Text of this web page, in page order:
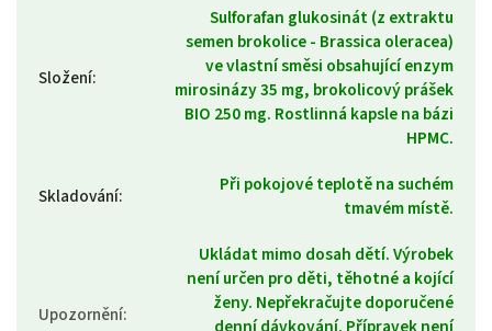
Složení:
Sulforafan glukosinát (z extraktu
semen brokolice - Brassica oleracea)
ve vlastní směsi obsahující enzym
mirosinázy 35 mg, brokolicový prášek
BIO 250 mg. Rostlinná kapsle na bázi
HPMC.
Skladování:
Při pokojové teplotě na suchém
tmavém místě.
Upozornění:
Ukládat mimo dosah dětí. Výrobek
není určen pro děti, těhotné a kojící
ženy. Nepřekračujte doporučené